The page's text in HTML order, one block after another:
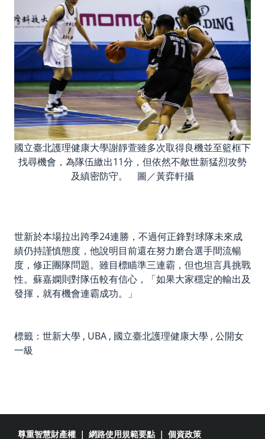
國立臺北護理健康大學謝靜萱雖多次取得良機並至籃框下
找尋機會，為隊伍繳出11分，但依然不敵世新猛烈攻勢
及縝密防守。 圖／黃弈軒攝
世新於本場拉出跨季24連勝，不過何正鋒對球隊未來成
績仍持謹慎態度，他說明目前還在努力磨合選手間流暢
度，修正團隊問題。雖目標瞄準三連霸，但也坦言具挑戰
性。蘇嘉嫻則對隊伍較有信心，「如果大家穩定的輸出及
發揮，就有機會連霸成功。」
標籤： 世新大學 , UBA , 國立臺北護理健康大學 , 公開女
一級
尊重智慧財產權 ｜ 網路使用規範要點 ｜ 個資政策